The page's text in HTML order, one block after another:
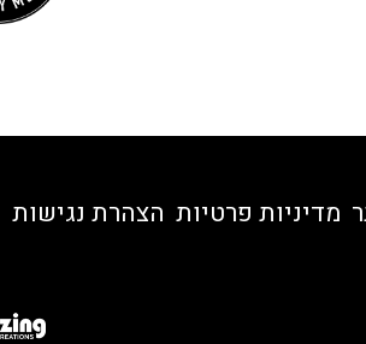
מדיניות פרטיות הצהרת נגישות